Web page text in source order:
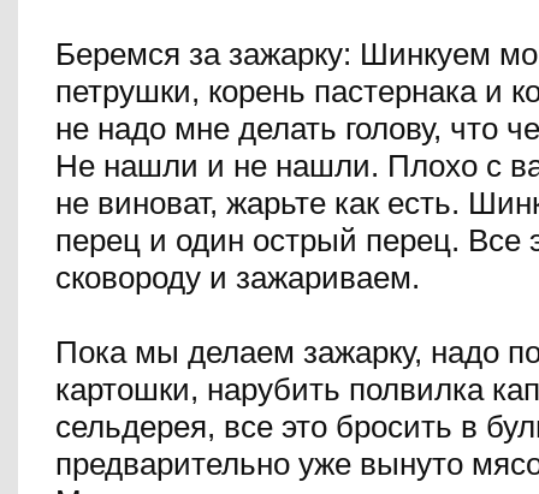
Беремся за зажарку: Шинкуем
петрушки, корень пастернака и
не надо мне делать голову, что
Не нашли и не нашли. Плохо с
не виноват, жарьте как есть.
перец и один острый перец. Все
сковороду и зажариваем.
Пока мы делаем зажарку, надо
картошки, нарубить полвилка
сельдерея, все это бросить в
предварительно уже вынуто